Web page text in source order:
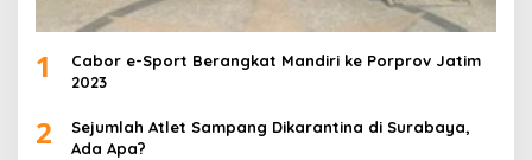
1
Cabor e-Sport Berangkat Mandiri ke Porprov Jatim
2023
2
Sejumlah Atlet Sampang Dikarantina di Surabaya,
Ada Apa?